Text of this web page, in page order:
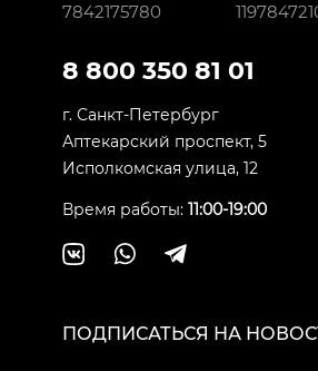
7842175780
8 800 350 81 01
г. Санкт-Петербург
Аптекарский проспект, 5
Исполкомская улица, 12
Время работы: 11:00-19:00
ПОДПИСАТЬСЯ НА